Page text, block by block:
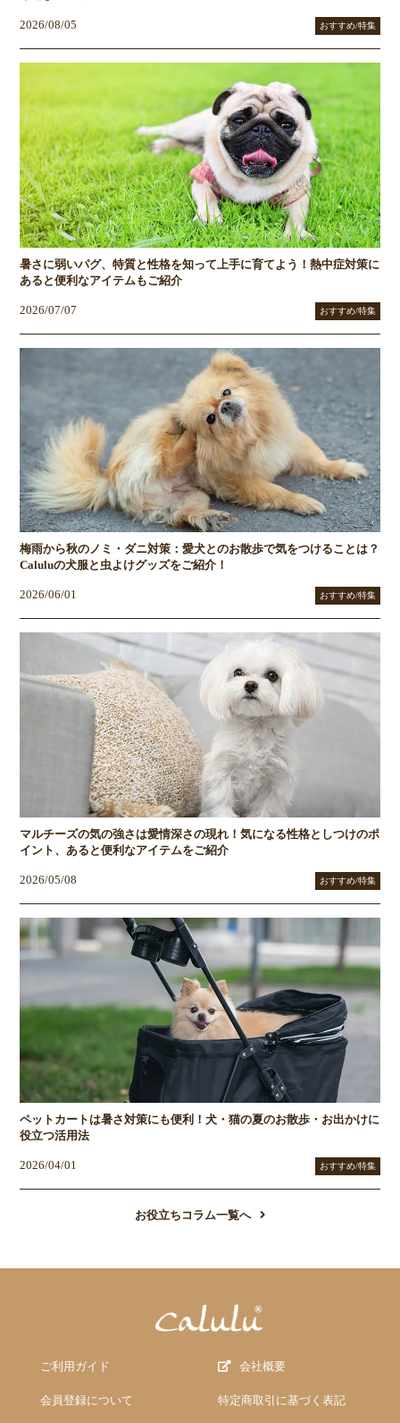
2026/08/05 おすすめ/特集
暑さに弱いパグ、特質と性格を知って上手に育てよう！熱中症対策に
あると便利なアイテムもご紹介
2026/07/07 おすすめ/特集
梅雨から秋のノミ・ダニ対策：愛犬とのお散歩で気をつけることは？
Caluluの犬服と虫よけグッズをご紹介！
2026/06/01 おすすめ/特集
マルチーズの気の強さは愛情深さの現れ！気になる性格としつけのポ
イント、あると便利なアイテムをご紹介
2026/05/08 おすすめ/特集
ペットカートは暑さ対策にも便利！犬・猫の夏のお散歩・お出かけに
役立つ活用法
2026/04/01 おすすめ/特集
お役立ちコラム一覧へ
ご利用ガイド
会員登録について
会社概要
特定商取引に基づく表記